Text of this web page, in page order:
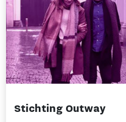
Stichting Outway